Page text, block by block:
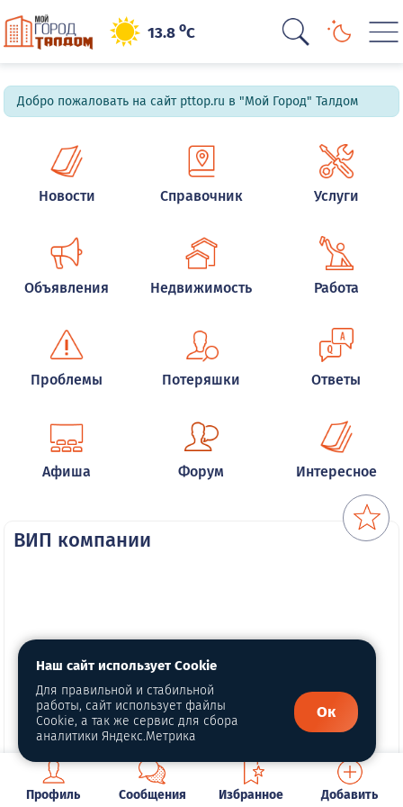
13.8oC
Добро пожаловать на сайт pttop.ru в "Мой Город" Талдом
Новости Справочник Услуги
Объявления Недвижимость Работа
Проблемы Потеряшки Ответы
Афиша Форум Интересное
ВИП компании
Профиль Сообщения Избранное Добавить
Наш сайт использует Cookie
Для правильной и стабильной
работы, сайт использует файлы
Cookie, а так же сервис для сбора
аналитики Яндекс.Метрика
Ок